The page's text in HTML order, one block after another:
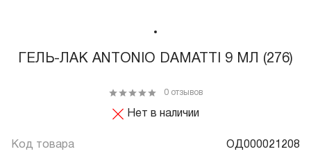
ГЕЛЬ-ЛАК ANTONIO DAMATTI 9 МЛ (276)
Нет в наличии
0 отзывов
Код товара ОД000021208